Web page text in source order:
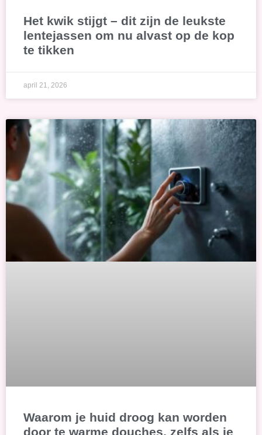
Het kwik stijgt – dit zijn de leukste
lentejassen om nu alvast op de kop
te tikken
april 21, 2026
Waarom je huid droog kan worden
door te warme douches, zelfs als je